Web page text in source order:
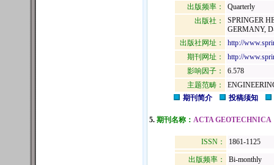
出版频率：
Quarterly
出版社：
SPRINGER
GERMANY,
出版社网址：
http://
期刊网址：
http://
影响因子：
6.578
主题范畴：
期刊简介
投稿须知
5. 期刊名称： ACTA GEOTECHNICA
ISSN： 1861-1125
出版频率：
Bi-monthly